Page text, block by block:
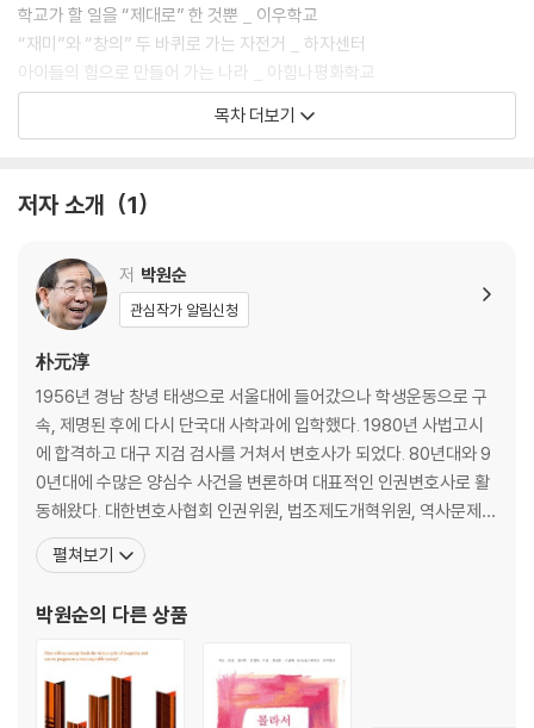
학교가 할 일을 “제대로” 한 것뿐 _ 이우학교
“재미”와 “창의” 두 바퀴로 가는 자전거 _ 하자센터
아이들의 힘으로 만들어 가는 나라 _ 아힘나평화학교
2부 공교육의 달라졌다, 작은 학교 이야기
이 학교가 자랑스럽다 _ 삼우초등학교
학부모, 팔을 걷고 나서다 _ 송산분교
이런 “악독한” 교장이 늘어야 한다 _ 조현초등학교
3부 따로 또 같이, 학교 밖 아동 청소년 교육공동체
청소년들의 오아시스 _ ‘품’ 청소년문화공동체
공부하지 마, 놀아! _ ‘청춘’ 청소년교육문화공동체
산촌유학 1호 _ 고산산촌유학센터
은평구 대조동 엄마들의 마을 혁명 _ 꿈나무어린이도서관
책은 누구에게나 평등합니다 _ 난곡주민도서관 ‘새숲’
교육 문제를 해결할 바람을 일으키자 _ 사교육걱정없는세상
학습과 삶이 일치하는 코뮨 _ 코뮤넷 수유너머
대안대학을 고민하다 _ 풀뿌리사회지기학교
목차 더보기
저자 소개 1
저 박원순
관심작가 알림신청
朴元淳
1956년 경남 창녕 태생으로 서울대에 들어갔으나 학생운동으로 구
속, 제명된 후에 다시 단국대 사학과에 입학했다. 1980년 사법고시
에 합격하고 대구 지검 검사를 거쳐서 변호사가 되었다. 80년대와 9
0년대에 수많은 양심수 사건을 변론하며 대표적인 인권변호사로 활
동해왔다. 대한변호사협회 인권위원, 법조제도개혁위원, 역사문제연
구소 이사장, 한겨레신문 논설위원, 한국정신대대책협의회 자문위원
으로 활동한 것도 그 시대 박 변호사의 발자취이다. 90년대 초반에는
펼쳐보기
박원순의 다른 상품